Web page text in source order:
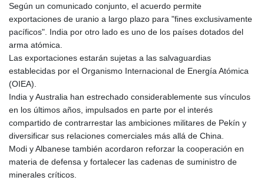
1590322.371805
ISK 142.598215
JEP 0.857252
JOD 0.819746
JPY 182.445186
KGS 101.104505
KHR 4681.941823
KMF 492.514185
KRW 1627.677557
KWD 0.356853
KYD 0.960588
Según un comunicado conjunto, el acuerdo permite
exportaciones de uranio a largo plazo para "fines exclusivamente
pacíficos". India por otro lado es uno de los países dotados del
arma atómica.
Las exportaciones estarán sujetas a las salvaguardias
establecidas por el Organismo Internacional de Energía Atómica
(OIEA).
India y Australia han estrechado considerablemente sus vínculos
en los últimos años, impulsados en parte por el interés
compartido de contrarrestar las ambiciones militares de Pekín y
diversificar sus relaciones comerciales más allá de China.
Modi y Albanese también acordaron reforzar la cooperación en
materia de defensa y fortalecer las cadenas de suministro de
minerales críticos.